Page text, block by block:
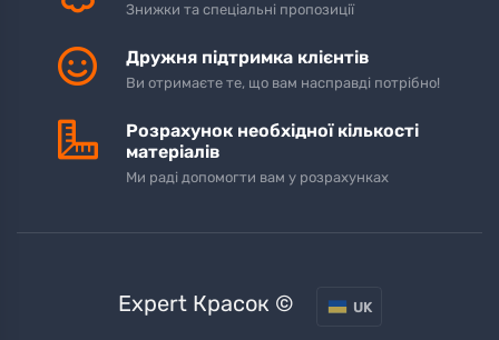
Знижки та спеціальні пропозиції
Дружня підтримка клієнтів
Ви отримаєте те, що вам насправді потрібно!
Розрахунок необхідної кількості
матеріалів
Ми раді допомогти вам у розрахунках
Expert Красок © UK